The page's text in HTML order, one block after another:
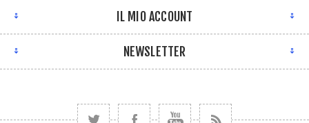
IL MIO ACCOUNT
NEWSLETTER